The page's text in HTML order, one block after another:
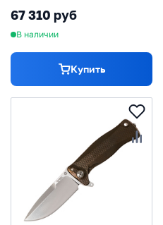
фиолетовый
67 310 руб
В наличии
Купить